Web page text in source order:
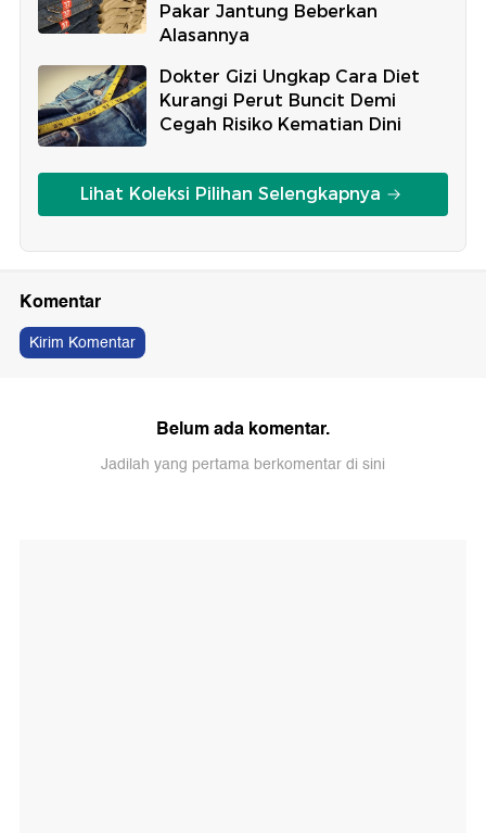
Pakar Jantung Beberkan
Alasannya
Dokter Gizi Ungkap Cara Diet
Kurangi Perut Buncit Demi
Cegah Risiko Kematian Dini
Lihat Koleksi Pilihan Selengkapnya
Komentar
Kirim Komentar
Belum ada komentar.
Jadilah yang pertama berkomentar di sini